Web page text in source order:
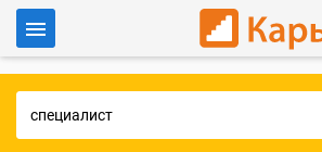
Для работодателей